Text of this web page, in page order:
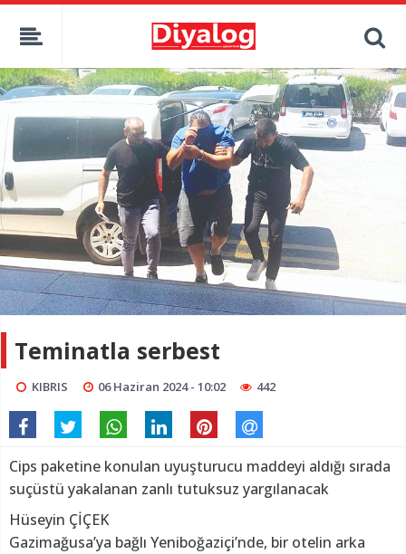
Teminatla serbest
KIBRIS 06 Haziran 2024 - 10:02 442
Cips paketine konulan uyuşturucu maddeyi aldığı sırada
suçüstü yakalanan zanlı tutuksuz yargılanacak
Hüseyin ÇİÇEK
Gazimağusa’ya bağlı Yeniboğaziçi’nde, bir otelin arka